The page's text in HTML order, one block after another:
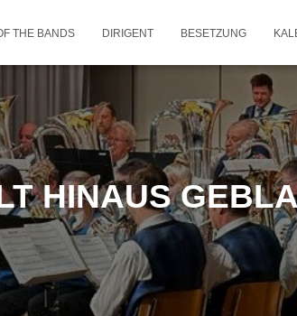
THE BANDS DIRIGENT BESETZUNG
HINAUS